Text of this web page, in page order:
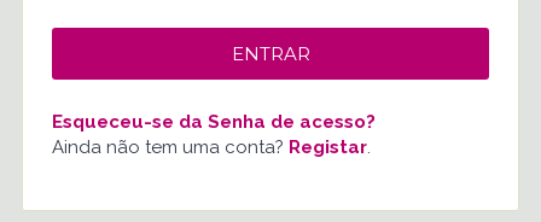
Esqueceu-se da Senha de acesso?
Ainda não tem uma conta? Registar.